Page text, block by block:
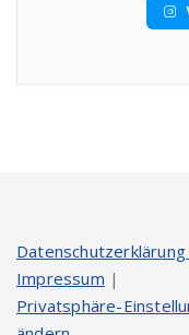
Datenschutzerklärung
Impressum |
Privatsphäre-